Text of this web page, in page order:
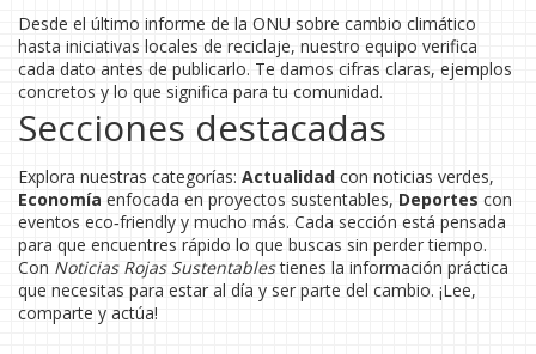
Desde el último informe de la ONU sobre cambio climático
hasta iniciativas locales de reciclaje, nuestro equipo verifica
cada dato antes de publicarlo. Te damos cifras claras, ejemplos
concretos y lo que significa para tu comunidad.
Secciones destacadas
Explora nuestras categorías: Actualidad con noticias verdes,
Economía enfocada en proyectos sustentables, Deportes con
eventos eco‑friendly y mucho más. Cada sección está pensada
para que encuentres rápido lo que buscas sin perder tiempo.
Con Noticias Rojas Sustentablestienes la información práctica
que necesitas para estar al día y ser parte del cambio. ¡Lee,
comparte y actúa!